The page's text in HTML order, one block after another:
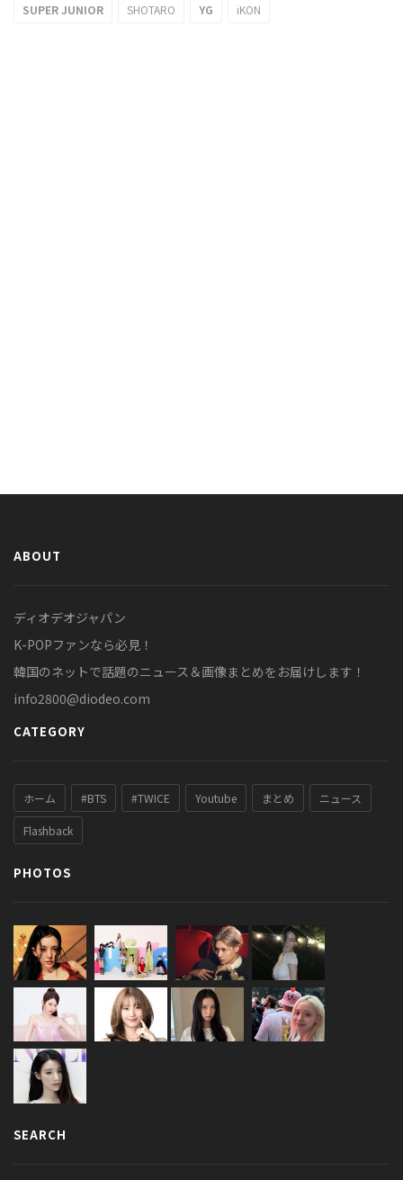
SUPER JUNIOR SHOTARO YG iKON
ABOUT
ディオデオジャパン
K-POPファンなら必見！
韓国のネットで話題のニュース＆画像まとめをお届けします！
info2800@diodeo.com
CATEGORY
ホーム #BTS #TWICE Youtube まとめ ニュース
Flashback
PHOTOS
SEARCH